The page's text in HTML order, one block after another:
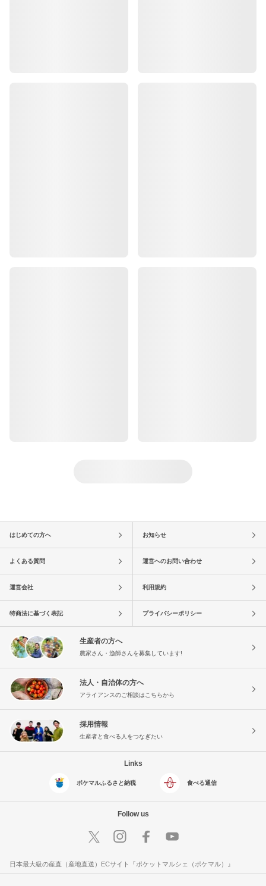
はじめての方へ お知らせ
よくある質問 運営へのお問い合わせ
運営会社 利用規約
特商法に基づく表記 プライバシーポリシー
生産者の方へ
農家さん・漁師さんを募集しています!
法人・自治体の方へ
アライアンスのご相談はこちらから
採用情報
生産者と食べる人をつなぎたい
Links
ポケマルふるさと納税 食べる通信
Follow us
日本最大級の産直（産地直送）ECサイト『ポケットマルシェ（ポケマル）』